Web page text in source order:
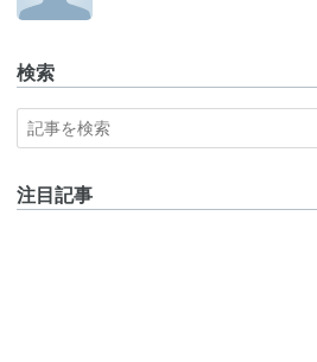
検索
注目記事